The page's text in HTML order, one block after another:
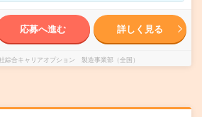
応募へ進む 詳しく見る
綜合キャリアオプション 製造事業部（全国）